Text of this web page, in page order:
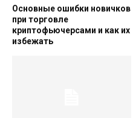
Основные ошибки новичков
при торговле
криптофьючерсами и как их
избежать